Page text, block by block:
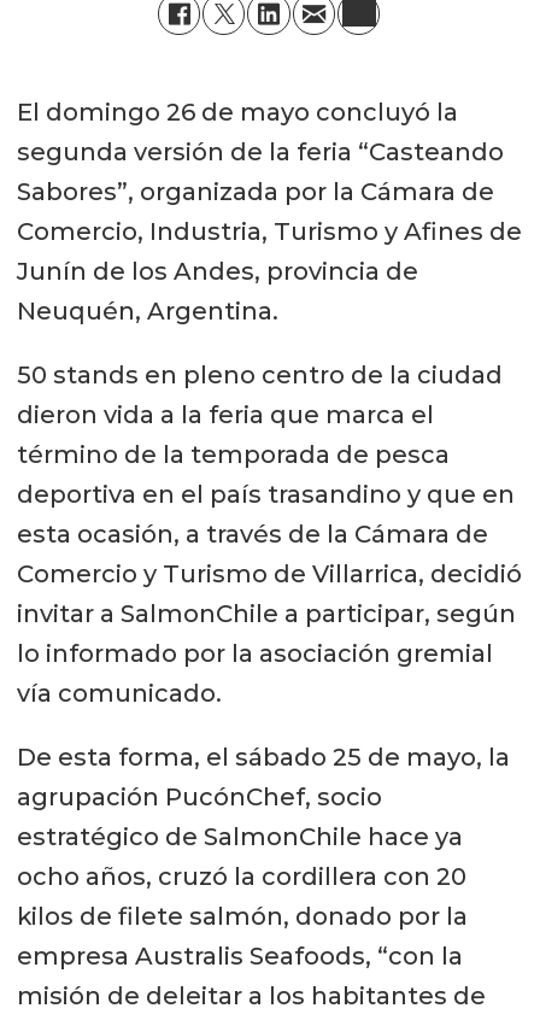
El domingo 26 de mayo concluyó la
segunda versión de la feria “Casteando
Sabores”, organizada por la Cámara de
Comercio, Industria, Turismo y Afines de
Junín de los Andes, provincia de
Neuquén, Argentina.
50 stands en pleno centro de la ciudad
dieron vida a la feria que marca el
término de la temporada de pesca
deportiva en el país trasandino y que en
esta ocasión, a través de la Cámara de
Comercio y Turismo de Villarrica, decidió
invitar a SalmonChile a participar, según
lo informado por la asociación gremial
vía comunicado.
De esta forma, el sábado 25 de mayo, la
agrupación PucónChef, socio
estratégico de SalmonChile hace ya
ocho años, cruzó la cordillera con 20
kilos de filete salmón, donado por la
empresa Australis Seafoods, “con la
misión de deleitar a los habitantes de